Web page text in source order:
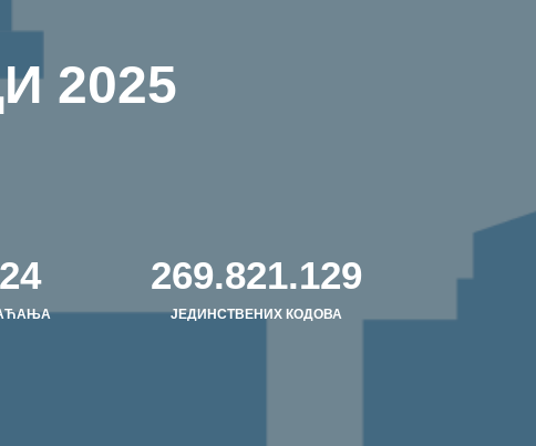
2025
278.526.685
ЈЕДИНСТВЕНИХ КОДОВА